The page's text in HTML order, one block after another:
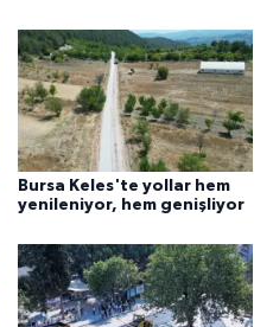
Bursa Keles'te yollar hem
yenileniyor, hem genişliyor